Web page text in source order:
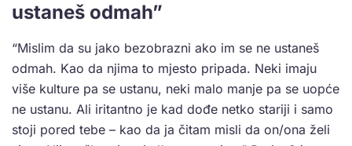
ustaneš odmah”
“Mislim da su jako bezobrazni ako im se ne ustaneš
odmah. Kao da njima to mjesto pripada. Neki imaju
više kulture pa se ustanu, neki malo manje pa se uopće
ne ustanu. Ali iritantno je kad dođe netko stariji i samo
stoji pored tebe – kao da ja čitam misli da on/ona želi